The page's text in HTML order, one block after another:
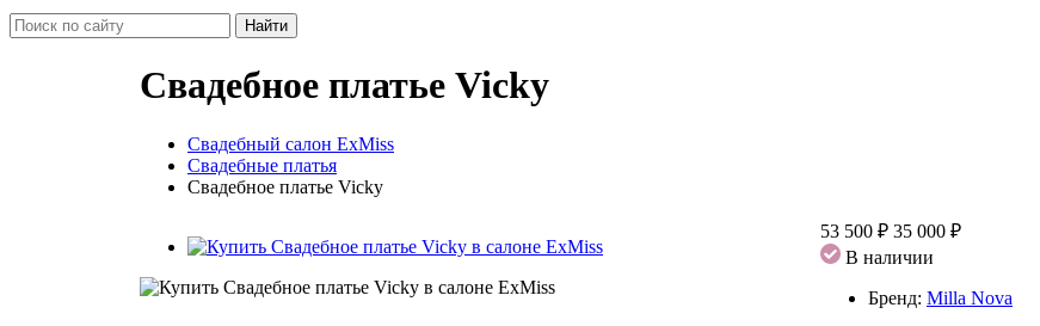
Свадебное платье Vicky
Свадебный салон ExMiss
Свадебные платья
Свадебное платье Vicky
53 500 ₽ 35 000 ₽
В наличии
Бренд: Milla Nova